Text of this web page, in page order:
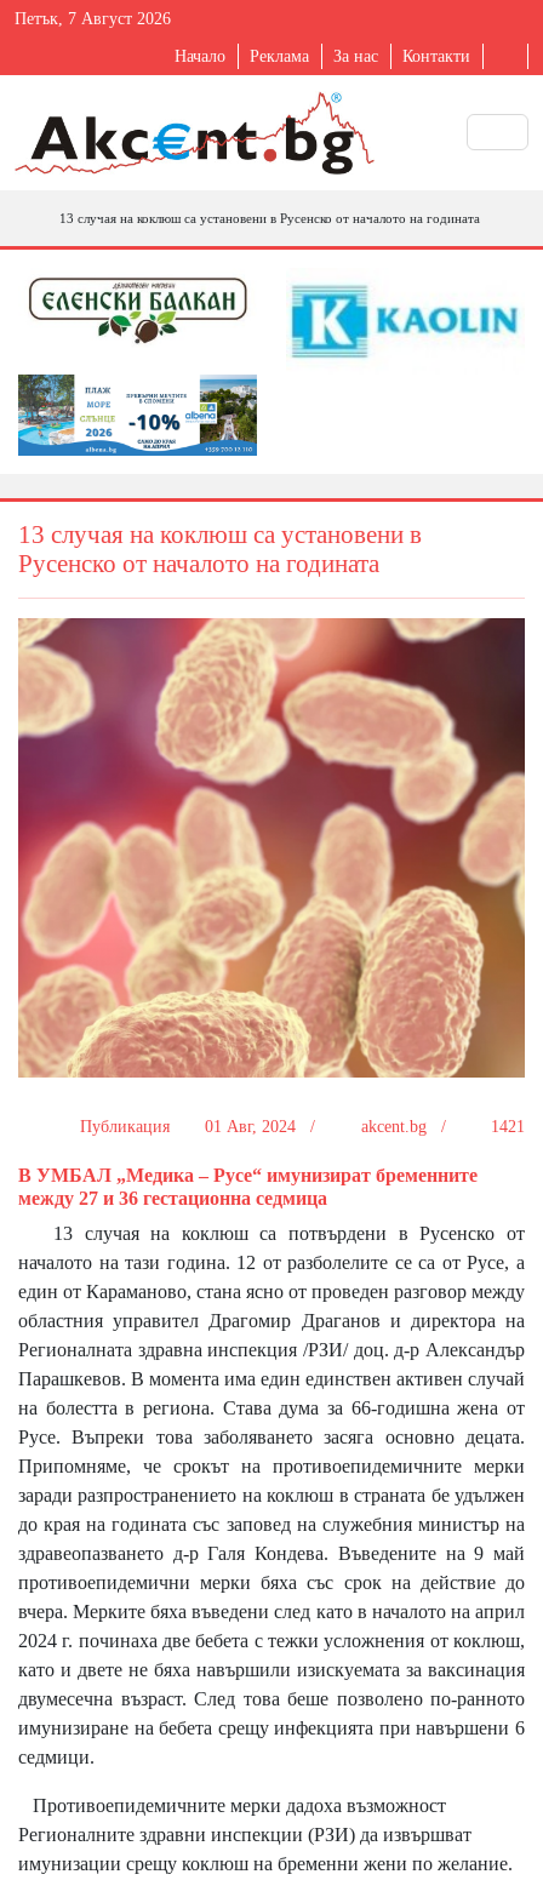
Петък, 7 Август 2026
Начало Реклама За нас Контакти
13 случая на коклюш са установени в Русенско от началото на годината
13 случая на коклюш са установени в
Русенско от началото на годината
Публикация 01 Авг, 2024 / akcent.bg / 1421
В УМБАЛ „Медика – Русе“ имунизират бременните
между 27 и 36 гестационна седмица
13 случая на коклюш са потвърдени в Русенско от
началото на тази година. 12 от разболелите се са от Русе, а
един от Караманово, стана ясно от проведен разговор между
областния управител Драгомир Драганов и директора на
Регионалната здравна инспекция /РЗИ/ доц. д-р Александър
Парашкевов. В момента има един единствен активен случай
на болестта в региона. Става дума за 66-годишна жена от
Русе. Въпреки това заболяването засяга основно децата.
Припомняме, че срокът на противоепидемичните мерки
заради разпространението на коклюш в страната бе удължен
до края на годината със заповед на служебния министър на
здравеопазването д-р Галя Кондева. Въведените на 9 май
противоепидемични мерки бяха със срок на действие до
вчера. Мерките бяха въведени след като в началото на април
2024 г. починаха две бебета с тежки усложнения от коклюш,
като и двете не бяха навършили изискуемата за ваксинация
двумесечна възраст. След това беше позволено по-ранното
имунизиране на бебета срещу инфекцията при навършени 6
седмици.
Противоепидемичните мерки дадоха възможност
Регионалните здравни инспекции (РЗИ) да извършват
имунизации срещу коклюш на бременни жени по желание.